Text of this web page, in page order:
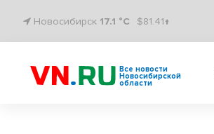
Новосибирск 17.1 °C $81.41↑
Все новости
Новосибирской
области